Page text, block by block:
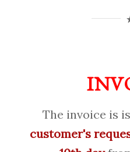
The invoice is
customer's